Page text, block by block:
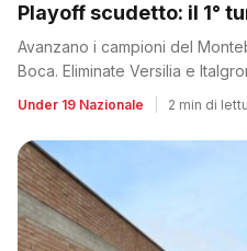
Playoff scudetto: il 1°
Avanzano i campioni del
Boca. Eliminate Versilia e
Under 19 Nazionale 2 min di